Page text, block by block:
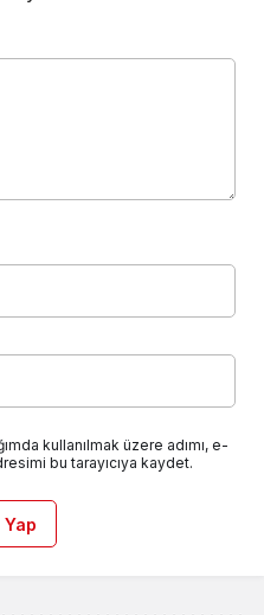
kullanılmak üzere adımı, e-
bu tarayıcıya kaydet.
Yap